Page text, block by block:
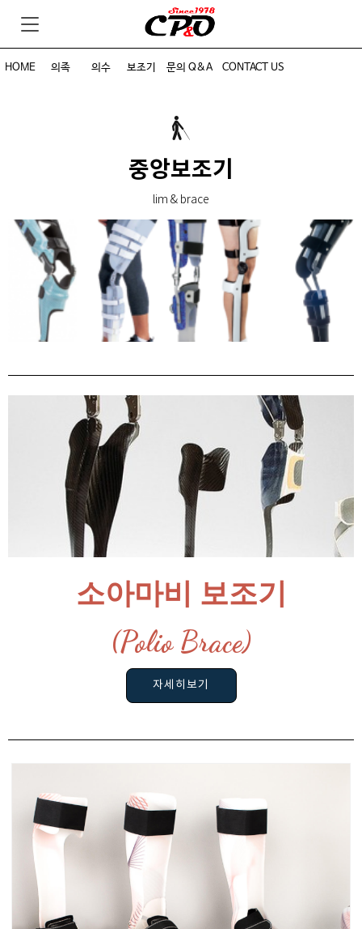
HOME 의족 의수 보조기 문의 Q&A CONTACT US
중앙보조기
lim & brace
소아마비 보조기
(Polio Brace)
자세히보기